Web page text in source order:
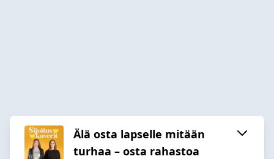
Älä osta lapselle mitään
turhaa – osta rahastoa